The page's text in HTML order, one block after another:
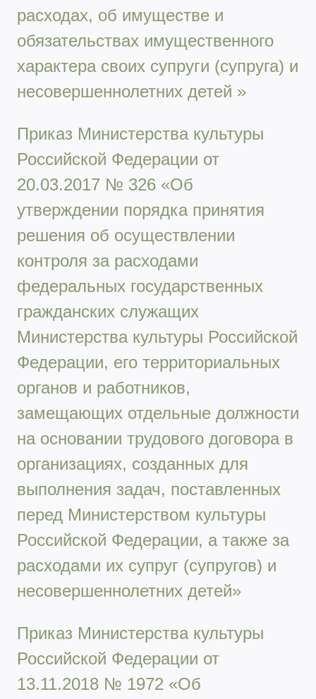
расходах, об имуществе и
обязательствах имущественного
характера своих супруги (супруга) и
несовершеннолетних детей »
Приказ Министерства культуры
Российской Федерации от
20.03.2017 № 326 «Об
утверждении порядка принятия
решения об осуществлении
контроля за расходами
федеральных государственных
гражданских служащих
Министерства культуры Российской
Федерации, его территориальных
органов и работников,
замещающих отдельные должности
на основании трудового договора в
организациях, созданных для
выполнения задач, поставленных
перед Министерством культуры
Российской Федерации, а также за
расходами их супруг (супругов) и
несовершеннолетних детей»
Приказ Министерства культуры
Российской Федерации от
13.11.2018 № 1972 «Об